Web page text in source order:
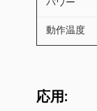
パワー
動作温度
応用: